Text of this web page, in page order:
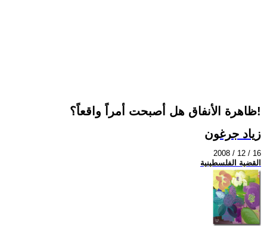
ظاهرة الأنفاق هل أصبحت أمراً واقعاً؟!
زياد جرغون
2008 / 12 / 16
القضية الفلسطينية